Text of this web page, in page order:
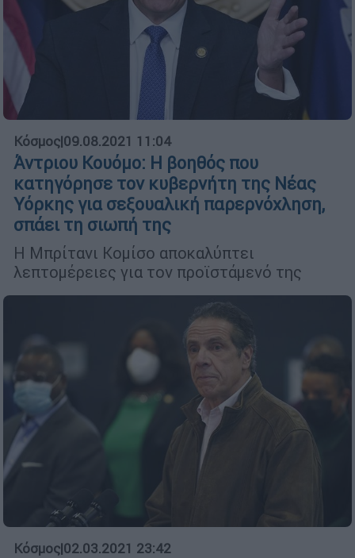
Κόσμος|09.08.2021 11:04
Άντριου Κουόμο: Η βοηθός που
κατηγόρησε τον κυβερνήτη της Νέας
Υόρκης για σεξουαλική παρερνόχληση,
σπάει τη σιωπή της
Η Μπρίτανι Κομίσο αποκαλύπτει
λεπτομέρειες για τον προϊστάμενό της
Κόσμος|02.03.2021 23:42